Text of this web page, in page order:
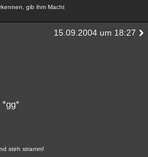
gib ihm Macht
15.09.2004 um 18:27
*gg*
steh stramm!